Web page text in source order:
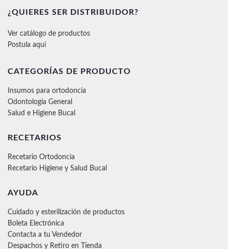
¿QUIERES SER DISTRIBUIDOR?
Ver catálogo de productos
Postula aquí
CATEGORÍAS DE PRODUCTO
Insumos para ortodoncia
Odontología General
Salud e Higiene Bucal
RECETARIOS
Recetario Ortodoncia
Recetario Higiene y Salud Bucal
AYUDA
Cuidado y esterilización de productos
Boleta Electrónica
Contacta a tu Vendedor
Despachos y Retiro en Tienda